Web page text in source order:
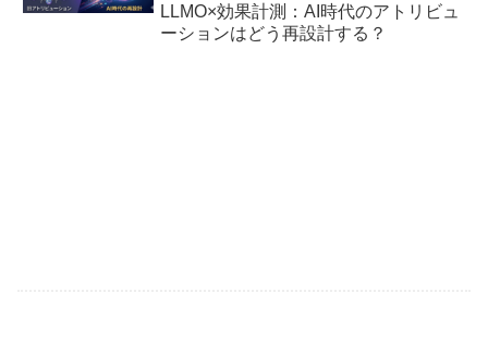
LLMO×効果計測：AI時代のアトリビュ
ーションはどう再設計する？